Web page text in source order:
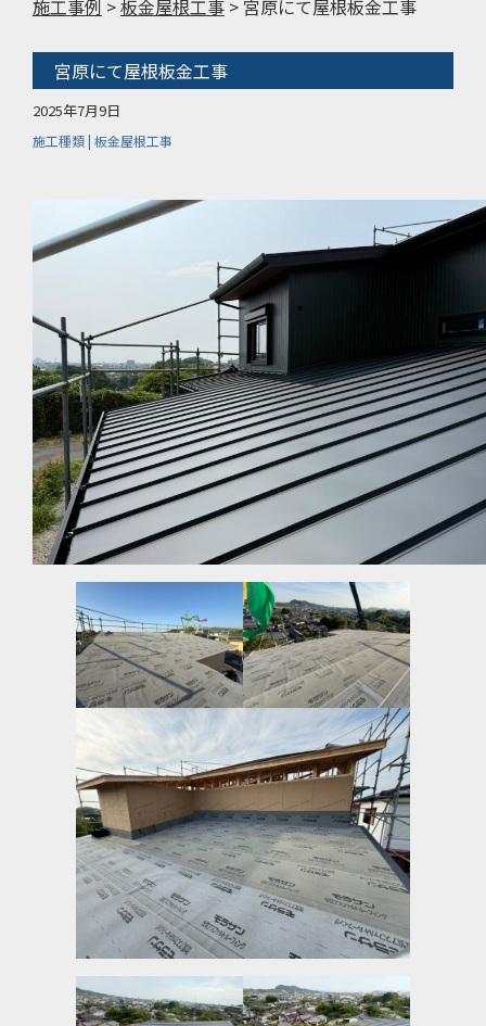
施工事例 >板金屋根工事 > 宮原にて屋根板金工事
宮原にて屋根板金工事
2025年7月9日
施工種類 | 板金屋根工事